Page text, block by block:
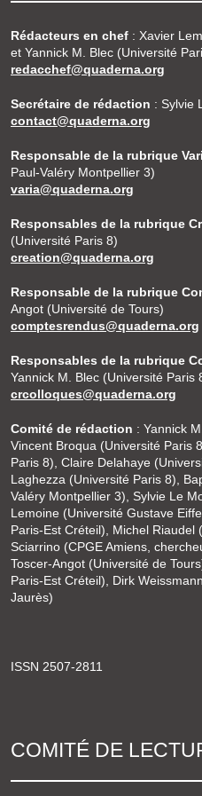
Rédacteurs en chef : Xavier
et Yannick M. Blec (Université
redacchef@quaderna.org
Secrétaire de rédaction : Sylvie
contact@quaderna.org
Responsable de la rubrique
Paul-Valéry Montpellier 3)
varia@quaderna.org
Responsables de la rubrique
(Université Paris 8)
creation@quaderna.org
Responsable de la rubrique
Angot (Université de Tours)
comptesrendus@quaderna.org
Responsables de la rubrique
Yannick M. Blec (Université Paris
crcolloques@quaderna.org
Comité de rédaction : Yannick
Vincent Broqua (Université Paris
Paris 8), Claire Delahaye
Laghezza (Université Paris 8),
Valéry Montpellier 3), Sylvie Le
Lemoine (Université Gustave
Paris-Est Créteil), Michel Riaudel
Sciarrino (CPGE Amiens,
Toscer-Angot (Université de
Paris-Est Créteil), Dirk
Jaurès)
ISSN 2507-2811
COMITÉ DE